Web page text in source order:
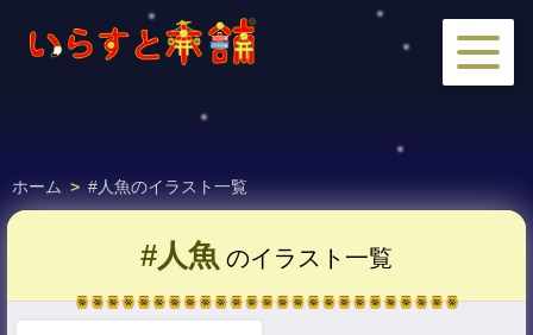
ホーム > #人魚のイラスト一覧
#人魚 のイラスト一覧